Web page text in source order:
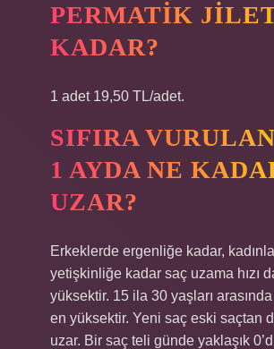
PERMATIK
KADAR?
1 adet 19,50 TL/adet.
SIFIRA
1 AYDA NE
UZAR?
Erkeklerde ergenliğe kadar,
yetişkinliğe kadar saç uzama hızı
yüksektir. 15 ila 30 yaşları arasında
en yüksektir. Yeni saç eski saçtan
uzar. Bir saç teli günde yaklaşık